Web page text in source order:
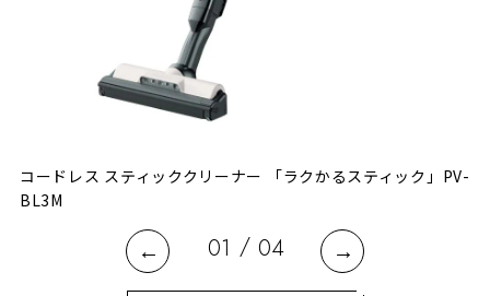
コードレス スティッククリーナー 「ラクかるスティック」PV-
BL3M
01 / 04